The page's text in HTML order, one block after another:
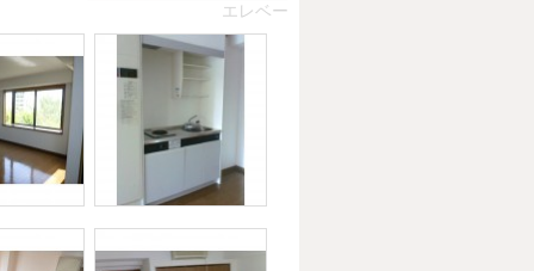
エレベータ付き★